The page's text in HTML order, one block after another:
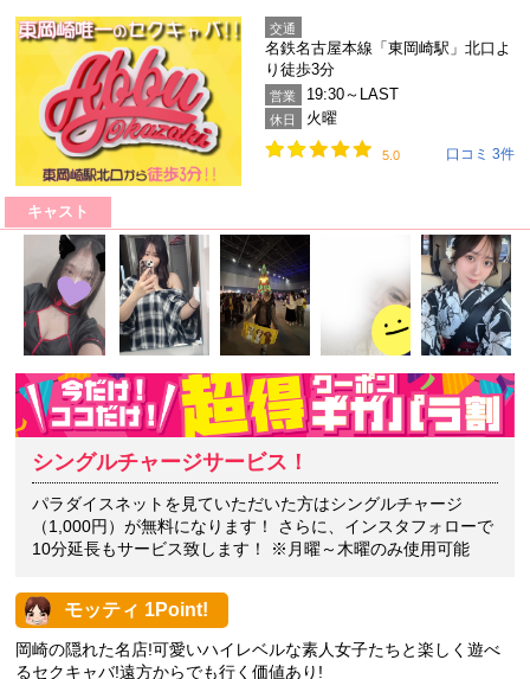
交通
名鉄名古屋本線「東岡崎駅」北口よ
り徒歩3分
営業 19:30～LAST
休日 火曜
5.0 口コミ 3件
キャスト
シングルチャージサービス！
パラダイスネットを見ていただいた方はシングルチャージ
（1,000円）が無料になります！ さらに、インスタフォローで
10分延長もサービス致します！ ※月曜～木曜のみ使用可能
モッティ 1Point!
岡崎の隠れた名店!可愛いハイレベルな素人女子たちと楽しく遊べ
るセクキャバ!遠方からでも行く価値あり!